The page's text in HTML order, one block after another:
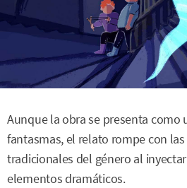
Aunque la obra se presenta como
fantasmas, el relato rompe con
tradicionales del género al
elementos dramáticos.